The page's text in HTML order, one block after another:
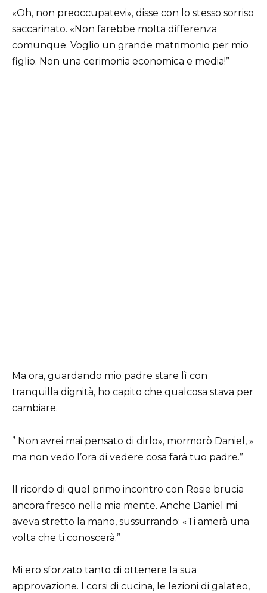
«Oh, non preoccupatevi», disse con lo stesso sorriso
saccarinato. «Non farebbe molta differenza
comunque. Voglio un grande matrimonio per mio
figlio. Non una cerimonia economica e media!”
Ma ora, guardando mio padre stare lì con
tranquilla dignità, ho capito che qualcosa stava per
cambiare.
” Non avrei mai pensato di dirlo», mormorò Daniel, »
ma non vedo l’ora di vedere cosa farà tuo padre.”
Il ricordo di quel primo incontro con Rosie brucia
ancora fresco nella mia mente. Anche Daniel mi
aveva stretto la mano, sussurrando: «Ti amerà una
volta che ti conoscerà.”
Mi ero sforzato tanto di ottenere la sua
approvazione. I corsi di cucina, le lezioni di galateo,